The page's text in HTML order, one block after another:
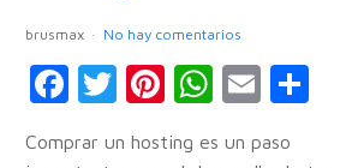
brusmax No hay comentarios
Facebook
Twitter
Pinterest
Email
Comprar un hosting es un paso